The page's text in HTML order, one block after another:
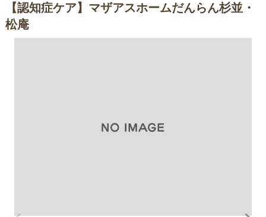
【認知症ケア】マザアスホームだんらん杉並・
松庵